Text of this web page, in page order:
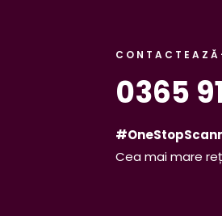
0365
Cea mai mare